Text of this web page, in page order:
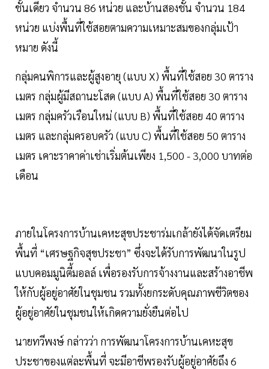
ชั้นเดียว จำนวน 86 หน่วย และบ้านสองชั้น จำนวน 184
หน่วย แบ่งพื้นที่ใช้สอยตามความเหมาะสมของกลุ่มเป้า
หมาย ดังนี้
กลุ่มคนพิการและผู้สูงอายุ (แบบ X) พื้นที่ใช้สอย 30 ตาราง
เมตร กลุ่มผู้มีสถานะโสด (แบบ A) พื้นที่ใช้สอย 30 ตาราง
เมตร กลุ่มครัวเรือนใหม่ (แบบ B) พื้นที่ใช้สอย 40 ตาราง
เมตร และกลุ่มครอบครัว (แบบ C) พื้นที่ใช้สอย 50 ตาราง
เมตร เคาะราคาค่าเช่าเริ่มต้นเพียง 1,500 - 3,000 บาทต่อ
เดือน
ภายในโครงการบ้านเคหะสุขประชาร่มเกล้ายังได้จัดเตรียม
พื้นที่ “เศรษฐกิจสุขประชา” ซึ่งจะได้รับการพัฒนาในรูป
แบบคอมมูนิตี้มอลล์ เพื่อรองรับการจ้างงานและสร้างอาชีพ
ให้กับผู้อยู่อาศัยในชุมชน รวมทั้งยกระดับคุณภาพชีวิตของ
ผู้อยู่อาศัยในชุมชนให้เกิดความยั่งยืนต่อไป
นายทวีพงษ์ กล่าวว่า การพัฒนาโครงการบ้านเคหะสุข
ประชาของแต่ละพื้นที่ จะมีอาชีพรองรับผู้อยู่อาศัยถึง 6